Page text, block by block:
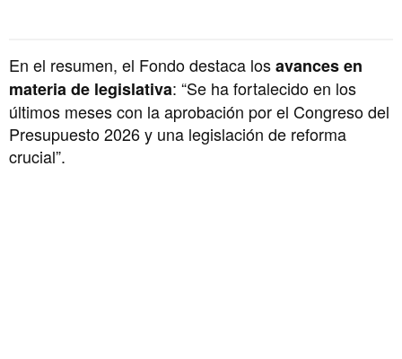
En el resumen, el Fondo destaca losavances en
materia de legislativa: “Se ha fortalecido en los
últimos meses con la aprobación por el Congreso del
Presupuesto 2026 y una legislación de reforma
crucial”.